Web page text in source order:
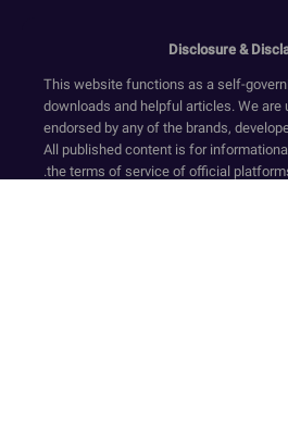
Disclosure &
This website functions as a self-
downloads and helpful articles. We are
endorsed by any of the brands,
All published content is for
the terms of service of official